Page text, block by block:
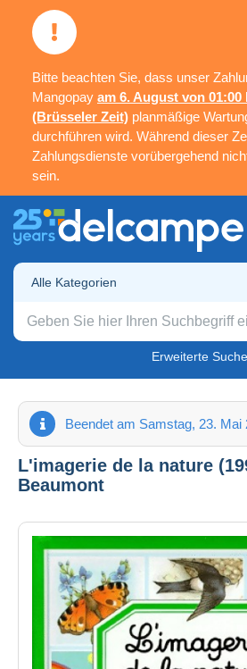
Bitte beachten Sie, dass unser
Mangopay am 6. August von 01:00
(Brüsseler Zeit) planmäßige
durchführen wird. Während dieser
Zahlungsdienste vorübergehend
sein.
Alle Kategorien
Erweiterte Suche
Beendet am Samstag, 23. Mai
L'imagerie de la nature
Beaumont